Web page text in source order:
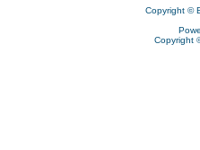
Copyright ©
Copyright